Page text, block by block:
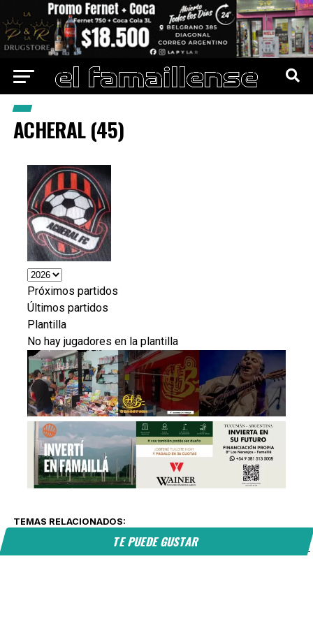
ACHERAL (45)
Próximos partidos
Últimos partidos
Plantilla
No hay jugadores en la plantilla
TEMAS RELACIONADOS:
TE PUEDE GUSTAR